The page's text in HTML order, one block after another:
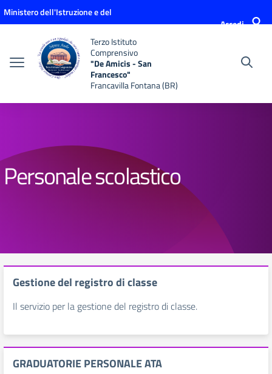
Vai ai contenuti
Vai al menu di navigazione
Vai al footer
Ministero dell'Istruzione e del
Accedi
Terzo Istituto
Comprensivo
"De Amicis - San
Francesco"
Francavilla Fontana (BR)
Personale scolastico
Gestione del registro di classe
Il servizio per la gestione del registro di classe.
GRADUATORIE PERSONALE ATA